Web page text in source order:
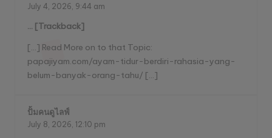
July 4, 2026, 9:44 am
… [Trackback]
[…] Read More on to that Topic:
papajiyam.com/ayam-tidur-berdiri-rahasia-yang-
belum-banyak-orang-tahu/ […]
ปั้มคนดูไลฟ์
July 8, 2026, 12:10 pm